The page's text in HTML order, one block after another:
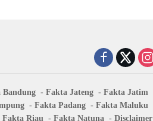
Bandung Fakta Jateng Fakta Jatim
Fakta Padang Fakta Maluku
Fakta Riau Fakta Natuna Disclaimer